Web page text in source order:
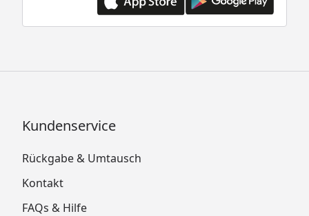
Kundenservice
Rückgabe & Umtausch
Kontakt
FAQs & Hilfe